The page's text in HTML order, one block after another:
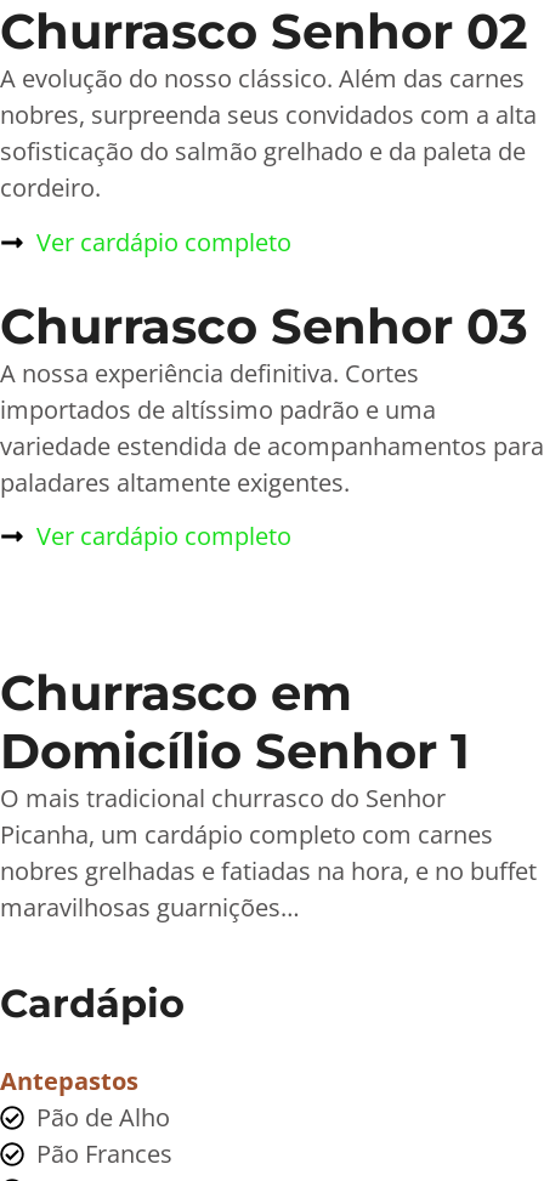
Churrasco Senhor 02
A evolução do nosso clássico. Além das carnes
nobres, surpreenda seus convidados com a alta
sofisticação do salmão grelhado e da paleta de
cordeiro.
Ver cardápio completo
Churrasco Senhor 03
A nossa experiência definitiva. Cortes
importados de altíssimo padrão e uma
variedade estendida de acompanhamentos para
paladares altamente exigentes.
Ver cardápio completo
Churrasco em
Domicílio Senhor 1
O mais tradicional churrasco do Senhor
Picanha, um cardápio completo com carnes
nobres grelhadas e fatiadas na hora, e no buffet
maravilhosas guarnições…
Cardápio
Antepastos
Pão de Alho
Pão Frances